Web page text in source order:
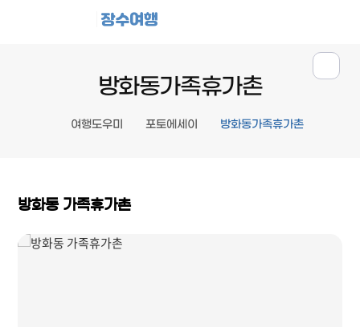
장수여행
방화동가족휴가촌
여행도우미 포토에세이 방화동가족휴가촌
방화동 가족휴가촌